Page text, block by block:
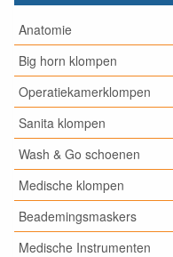
Anatomie
Big horn klompen
Operatiekamerklompen
Sanita klompen
Wash & Go schoenen
Medische klompen
Beademingsmaskers
Medische Instrumenten